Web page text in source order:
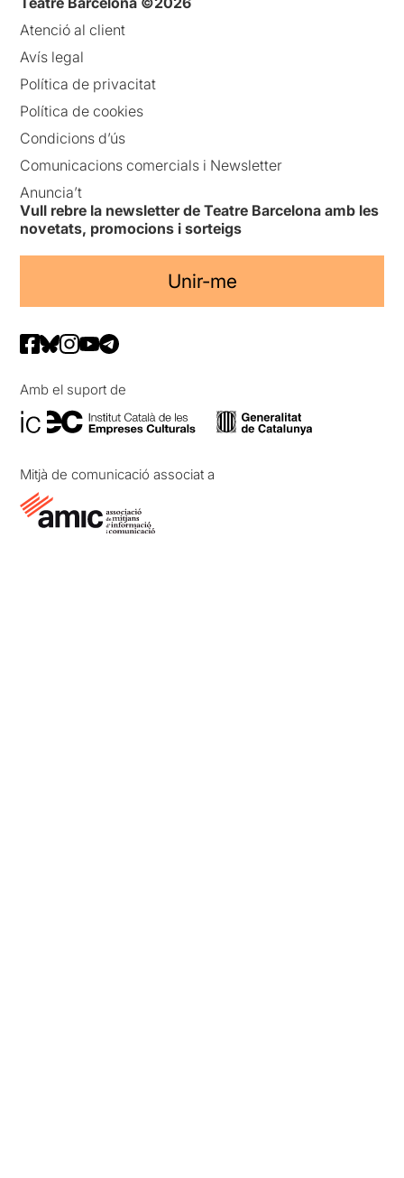
Atenció al client
Avís legal
Política de privacitat
Política de cookies
Condicions d’ús
Comunicacions comercials i Newsletter
Anuncia’t
Vull rebre la newsletter de Teatre Barcelona amb les
novetats, promocions i sorteigs
Unir-me
Amb el suport de
Mitjà de comunicació associat a